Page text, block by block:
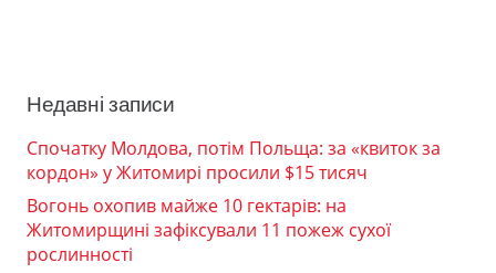
Недавні записи
Спочатку Молдова, потім Польща: за «квиток за
кордон» у Житомирі просили $15 тисяч
Вогонь охопив майже 10 гектарів: на
Житомирщині зафіксували 11 пожеж сухої
рослинності